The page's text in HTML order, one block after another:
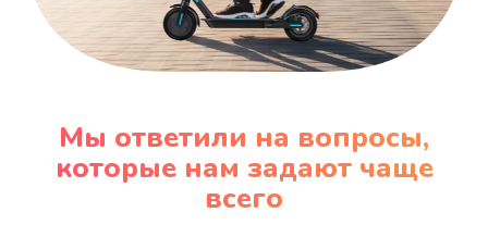
Мы ответили на вопросы,
которые нам задают чаще
всего